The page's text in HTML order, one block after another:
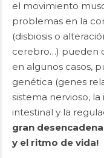
el movimiento
problemas en la
(disbiosis o
cerebro…) pueden
en algunos casos,
genética (genes
sistema nervioso,
intestinal y la
gran
y el ritmo de vida!